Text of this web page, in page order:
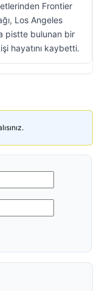
Frontier
Los Angeles
pistte bulunan bir
hayatını kaybetti.